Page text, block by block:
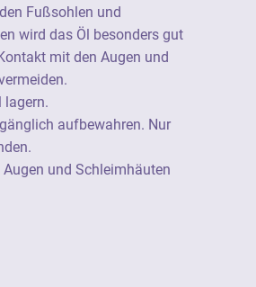
Fußsohlen und
wird das Öl besonders gut
mit den Augen und
lagern.
aufbewahren. Nur
und Schleimhäuten